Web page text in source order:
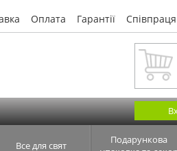
Оплата Гарантії Співпраця
Все для свят
Подарункова